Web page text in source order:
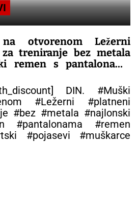
otvorenom Ležerni
treniranje bez metala
remen s pantalonama
i žene – MUŠKI KAIŠEVIDIN. #Muški
#Ležerni #platneni
#bez #metala #najlonski
#pantalonama #remen
#pojasevi #muškarce